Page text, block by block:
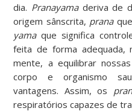
dia. Pranayamaderiva de
origem sânscrita, pranaque
yamaque significa
feita de forma adequada,
mente, a equilibrar
corpo e organismo
vantagens. Assim, os
respiratórios capazes de